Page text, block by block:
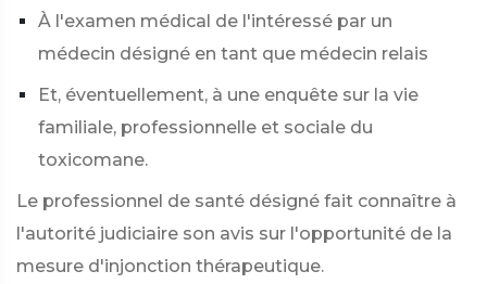
À l'examen médical de l'intéressé par un
médecin désigné en tant que médecin relais
Et, éventuellement, à une enquête sur la vie
familiale, professionnelle et sociale du
toxicomane.
Le professionnel de santé désigné fait connaître à
l'autorité judiciaire son avis sur l'opportunité de la
mesure d'injonction thérapeutique.